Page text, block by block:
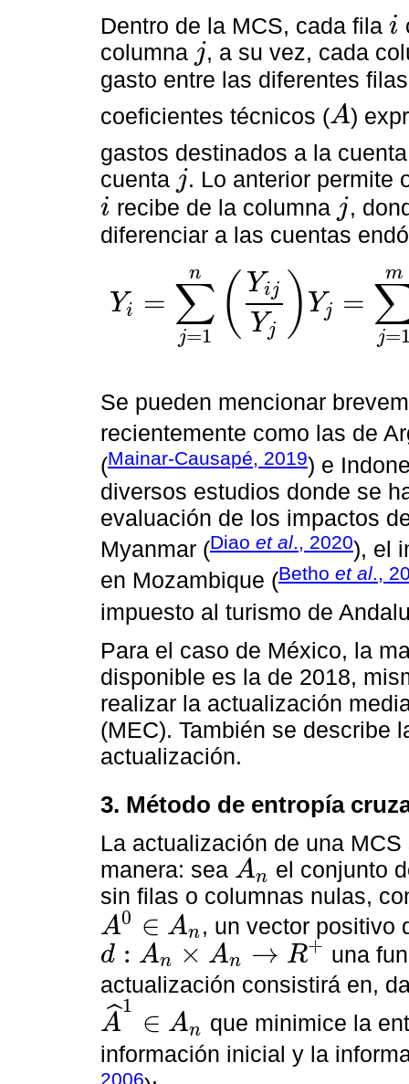
Dentro de la MCS, cada fila i
i
columna j, a su vez, cada
gasto entre las diferentes
coeficientes técnicos (A
A
)
gastos destinados a la
cuenta j. Lo anterior permite
i
i recibe de la columna j
j
,
diferenciar a las cuentas
Yi = ∑
j=1
n ( Yij
Yj ) Yj =
j=
m
Yi=∑ =1nY Yj 1m aijYj+∑j m+ 1m+ aijYj n=
Se pueden mencionar
recientemente como las de
(Mainar-Causapé, 2019) e
diversos estudios donde se
evaluación de los impactos
Myanmar (Diao et al., 2020), el
en Mozambique (Betho et al.,
impuesto al turismo de
Para el caso de México, la
disponible es la de 2018,
realizar la actualización
(MEC). También se describe
actualización.
3. Método de entropía
La actualización de una
manera: sea An
An
el conjunto
sin filas o columnas nulas,
A0 ∈ An
A0∈ , un vector positivo
d : An × An → R+
d:A × An→R+
una
actualización consistirá en,
A
ˆ1
∈ An
A^1 n
que minimice la
información inicial y la
2006